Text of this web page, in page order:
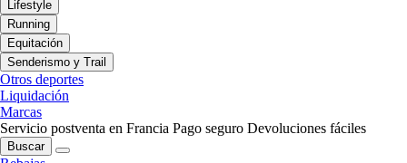
Lifestyle
Running
Equitación
Senderismo y Trail
Otros deportes
Liquidación
Marcas
Servicio postventa en Francia Pago seguro Devoluciones fáciles
Buscar